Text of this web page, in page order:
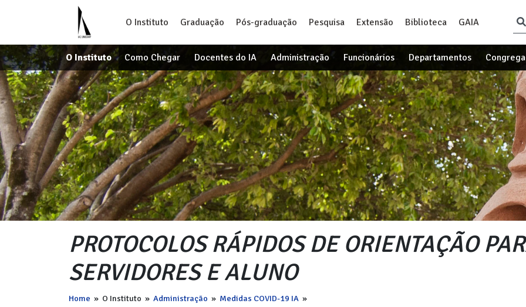
O Instituto Graduação Pós-graduação Pesquisa Extensão Biblioteca GAIA
O Instituto Como Chegar Docentes do IA Administração Funcionários Departamentos
PROTOCOLOS RÁPIDOS DE ORIENTAÇÃO
SERVIDORES E ALUNO
Home » O Instituto » Administração » Medidas COVID-19 IA »